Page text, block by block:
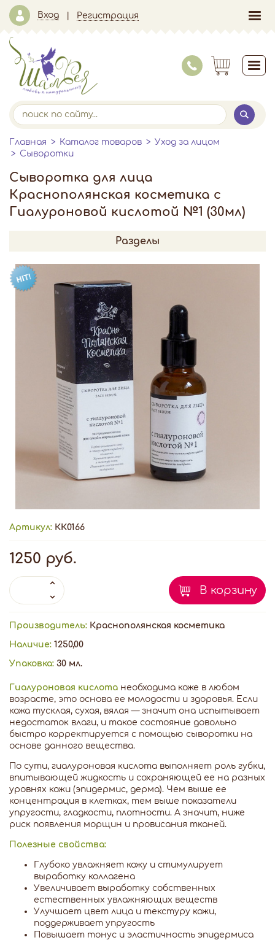
Вход Регистрация
Главная Каталог товаров
Уход за лицом
Сыворотки
Сыворотка для лица
Краснополянская косметика с
Гиалуроновой кислотой №1 (30мл)
Разделы
Артикул: КК0166
1250 руб.
В корзину
Производитель: Краснополянская косметика
Наличие: 1250,00
Упаковка: 30 мл.
Гиалуроновая кислота необходима коже в любом
возрасте, это основа ее молодости и здоровья. Если
кожа тусклая, сухая, вялая — значит она испытывает
недостаток влаги, и такое состояние довольно
быстро корректируется с помощью сыворотки на
основе данного вещества.
По сути, гиалуроновая кислота выполняет роль губки,
впитывающей жидкость и сохраняющей ее на разных
уровнях кожи (эпидермис, дерма). Чем выше ее
концентрация в клетках, тем выше показатели
упругости, гладкости, плотности. А значит, ниже
риск появления морщин и провисания тканей.
Полезные свойства:
Глубоко увлажняет кожу и стимулирует
выработку коллагена
Увеличивает выработку собственных
естественных увлажняющих веществ
Улучшает цвет лица и текстуру кожи,
поддерживает упругость
Повышает тонус и эластичность эпидермиса